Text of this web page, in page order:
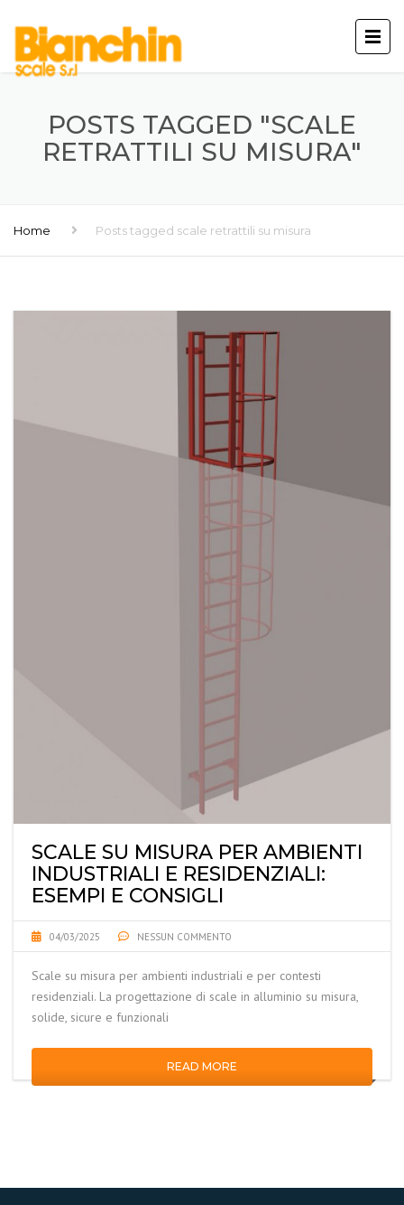
POSTS TAGGED "SCALE
RETRATTILI SU MISURA"
Home Posts tagged scale retrattili su misura
SCALE SU MISURA PER AMBIENTI
INDUSTRIALI E RESIDENZIALI:
ESEMPI E CONSIGLI
04/03/2025 NESSUN COMMENTO
Scale su misura per ambienti industriali e per contesti
residenziali. La progettazione di scale in alluminio su misura,
solide, sicure e funzionali
READ MORE